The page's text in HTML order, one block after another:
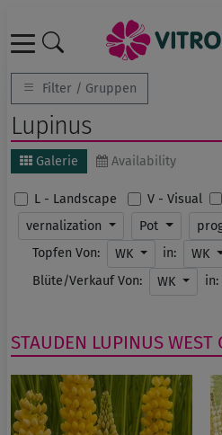
Filter / Gruppen
Lupinus
Galerie Availability
L - Landscape V - Visual
vernalization
Pot
Topfen Von:
WK in:
WK
Blüte/Verkauf Von:
WK in:
STAUDEN LUPINUS WEST